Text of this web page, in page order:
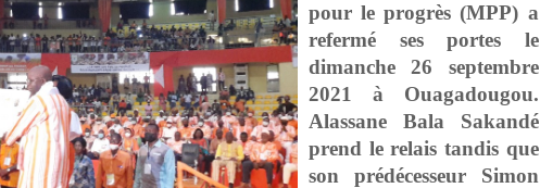
pour le progrès (MPP) a
refermé ses portes le
dimanche 26 septembre
2021 à Ouagadougou.
Alassane Bala Sakandé
prend le relais tandis que
son prédécesseur Simon